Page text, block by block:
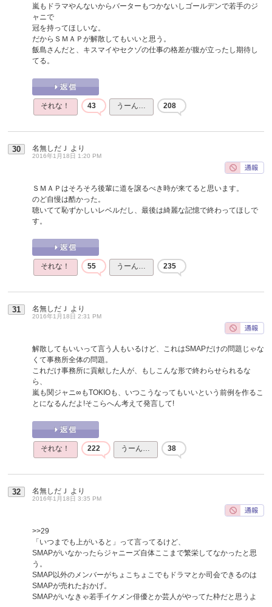
嵐もドラマやんないからバーターもつかないしゴールデンで若手のジ
ャニで
冠を持ってほしいな。
だからＳＭＡＰが解散してもいいと思う。
飯島さんだと、キスマイやセクゾの仕事の格差が腹が立ったし期待し
てる。
それな！ 43 うーん… 208
30 名無しだＪ より
2016年1月18日 1:20 PM
ＳＭＡＰはそろそろ後輩に道を譲るべき時が来てると思います。
のど自慢は酷かった。
聴いてて恥ずかしいレベルだし、最後は綺麗な記憶で終わってほしで
す。
それな！ 55 うーん… 235
31 名無しだＪ より
2016年1月18日 2:31 PM
解散してもいいって言う人もいるけど、これはSMAPだけの問題じゃな
くて事務所全体の問題。
これだけ事務所に貢献した人が、もしこんな形で終わらせられるな
ら、
嵐も関ジャニ∞もTOKIOも、いつこうなってもいいという前例を作るこ
とになるんだよ!そこらへん考えて発言して!
それな！ 222 うーん… 38
32 名無しだＪ より
2016年1月18日 3:35 PM
>>29
「いつまでも上がいると」って言ってるけど、
SMAPがいなかったらジャニーズ自体ここまで繁栄してなかったと思
う。
SMAP以外のメンバーがちょこちょこでもドラマとか司会できるのは
SMAPが売れたおかげ。
SMAPがいなきゃ若手イケメン俳優とか芸人がやってた枠だと思うよ